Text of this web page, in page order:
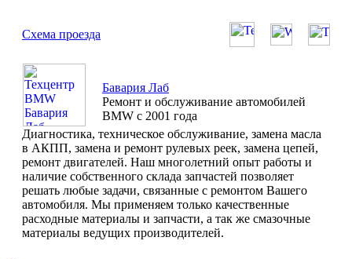
Схема проезда
Бавария Лаб
Ремонт и обслуживание автомобилей
BMW с 2001 года
Диагностика, техническое обслуживание, замена масла
в АКПП, замена и ремонт рулевых реек, замена цепей,
ремонт двигателей. Наш многолетний опыт работы и
наличие собственного склада запчастей позволяет
решать любые задачи, связанные с ремонтом Вашего
автомобиля. Мы применяем только качественные
расходные материалы и запчасти, а так же смазочные
материалы ведущих производителей.